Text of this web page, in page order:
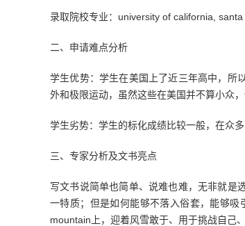
录取院校专业： university of california,
二、 申请难点分析
学生优势： 学生在美国上了近三年高中，所
外和极限运动，虽然这些在美国并不算小众
学生劣势： 学生的标化成绩比较一般，在众多
三、 专家分析及文书亮点
写文书说简单也简单、说难也难，无非就是
一特质；但是如何能够不落入俗套，能够
mountain上，迎着风雪敢于、用于挑战自己